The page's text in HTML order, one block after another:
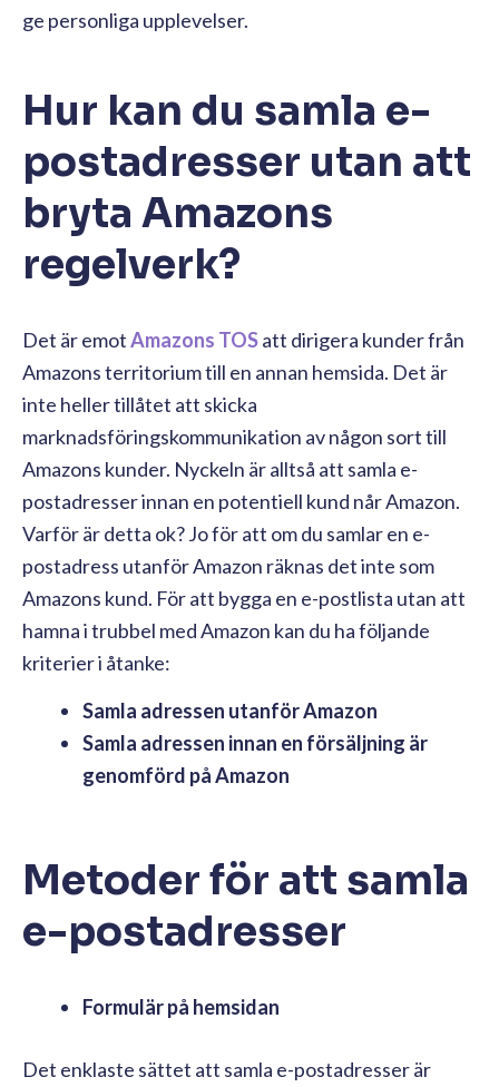
ge personliga upplevelser.
Hur kan du samla e-
postadresser utan att
bryta Amazons
regelverk?
Det är emotAmazons TOSatt dirigera kunder från
Amazons territorium till en annan hemsida. Det är
inte heller tillåtet att skicka
marknadsföringskommunikation av någon sort till
Amazons kunder. Nyckeln är alltså att samla e-
postadresser innan en potentiell kund når Amazon.
Varför är detta ok? Jo för att om du samlar en e-
postadress utanför Amazon räknas det inte som
Amazons kund. För att bygga en e-postlista utan att
hamna i trubbel med Amazon kan du ha följande
kriterier i åtanke:
Samla adressen utanför Amazon
Samla adressen innan en försäljning är
genomförd på Amazon
Metoder för att samla
e-postadresser
Formulär på hemsidan
Det enklaste sättet att samla e-postadresser är